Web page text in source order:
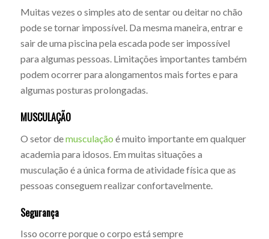
Muitas vezes o simples ato de sentar ou deitar no chão
pode se tornar impossível. Da mesma maneira, entrar e
sair de uma piscina pela escada pode ser impossível
para algumas pessoas. Limitações importantes também
podem ocorrer para alongamentos mais fortes e para
algumas posturas prolongadas.
MUSCULAÇÃO
O setor demusculação é muito importante em qualquer
academia para idosos. Em muitas situações a
musculação é a única forma de atividade física que as
pessoas conseguem realizar confortavelmente.
Segurança
Isso ocorre porque o corpo está sempre